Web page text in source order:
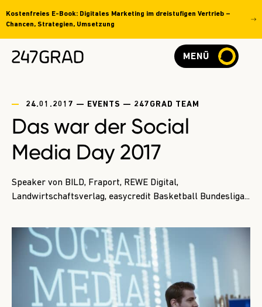
Kostenfreies E-Book: Digitales Marketing im dreistufigen Vertrieb –
Chancen, Strategien, Umsetzung
MENÜ
24.01.2017 — EVENTS — 247GRAD TEAM
Das war der Social
Media Day 2017
Speaker von BILD, Fraport, REWE Digital,
Landwirtschaftsverlag, easycredit Basketball Bundesliga...